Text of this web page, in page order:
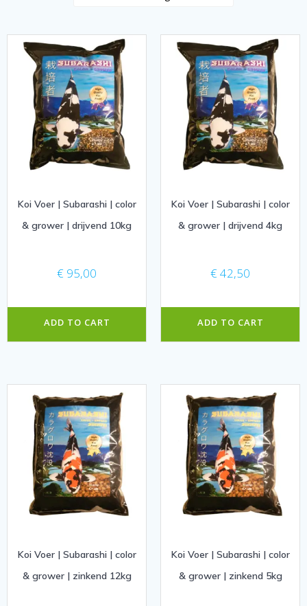
Koi Voer | Subarashi | color
& grower | drijvend 10kg
€ 95,00
ADD TO CART
Koi Voer | Subarashi | color
& grower | drijvend 4kg
€ 42,50
ADD TO CART
Koi Voer | Subarashi | color
& grower | zinkend 12kg
Koi Voer | Subarashi | color
& grower | zinkend 5kg